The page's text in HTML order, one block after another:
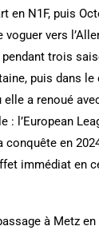
en N1F, puis
voguer vers
trois
puis dans le
elle a renoué
: l’European
conquête en
immédiat en
à Metz